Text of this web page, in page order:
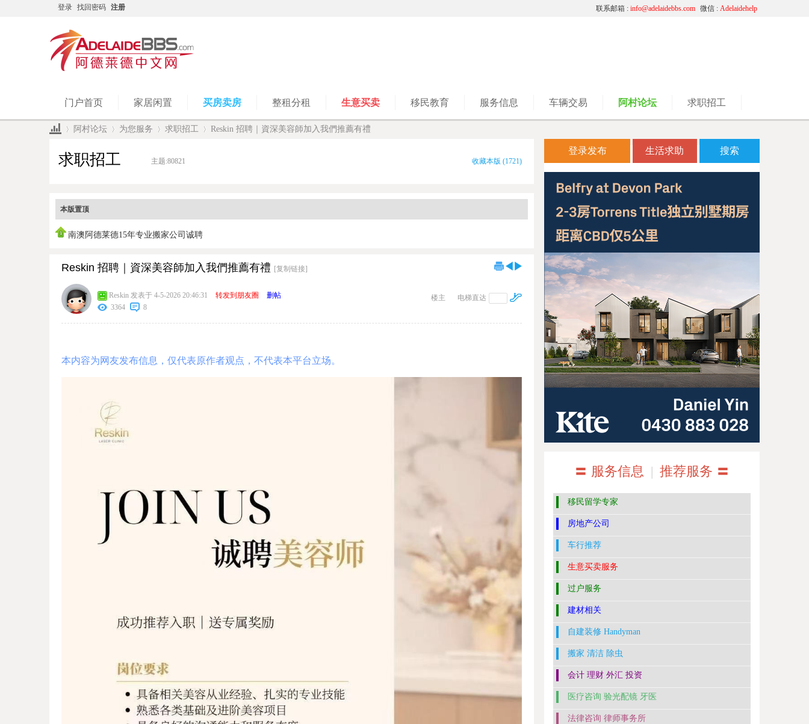
登录 找回密码 注册 微信 : Adelaidehelp
联系邮箱 : info@adelaidebbs.com
门户首页 家居闲置 买房卖房 整租分租 生意买卖 移民教育 服务信息 车辆交易 阿村论坛 求职招工
阿村论坛 为您服务 求职招工 Reskin 招聘｜資深美容師加入我們推薦有禮
求职招工 主题:80821 收藏本版 (1721)
本版置顶
南澳阿德莱德15年专业搬家公司诚聘
Reskin 招聘｜資深美容師加入我們推薦有禮 [复制链接]
电梯直达
楼主
Reskin 发表于 4-5-2026 20:46:31 转发到朋友圈
删帖
3364
8
本内容为网友发布信息，仅代表原作者观点，不代表本平台立场。
登录发布 生活求助 搜索
〓 服务信息 | 推荐服务 〓
移民留学专家
房地产公司
车行推荐
生意买卖服务
过户服务
建材相关
自建装修 Handyman
搬家 清洁 除虫
会计 理财 外汇 投资
医疗咨询 验光配镜 牙医
法律咨询 律师事务所